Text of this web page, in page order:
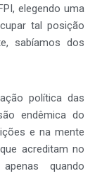
elegendo uma
tal posição
sabíamos dos
política das
endêmica do
e na mente
acreditam no
quando